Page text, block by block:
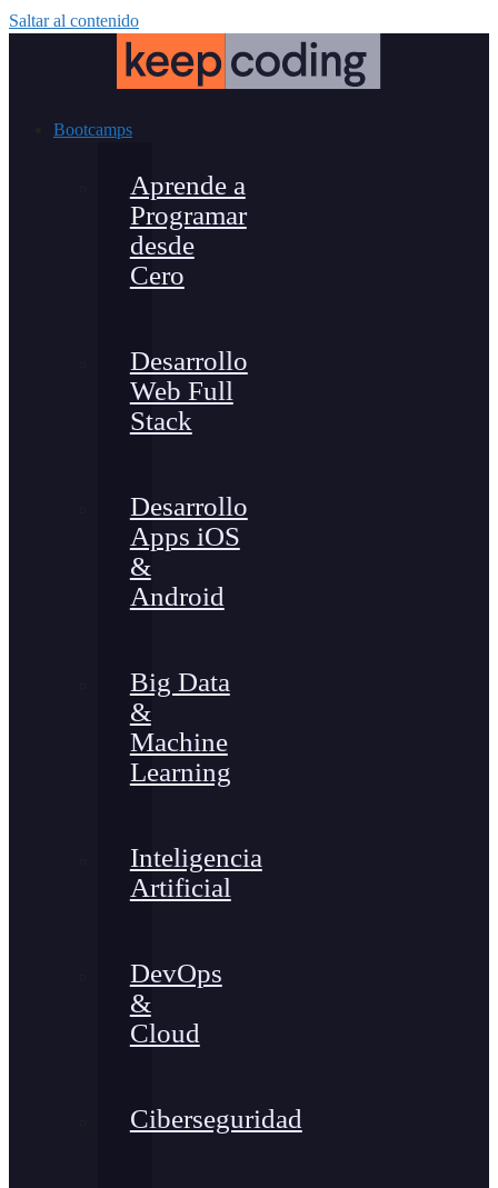
Saltar al contenido
Bootcamps
Aprende a
Programar
desde
Cero
Desarrollo
Web Full
Stack
Desarrollo
Apps iOS
&
Android
Big Data
&
Machine
Learning
Inteligencia
Artificial
DevOps
&
Cloud
Ciberseguridad